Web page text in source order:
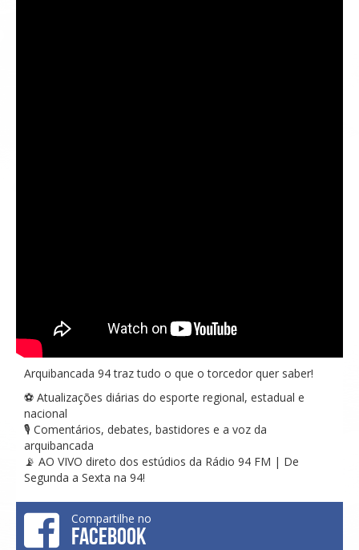
Arquibancada 94 traz tudo o que o torcedor quer saber!
⚽ Atualizações diárias do esporte regional, estadual e
nacional
🎙️ Comentários, debates, bastidores e a voz da
arquibancada
📡 AO VIVO direto dos estúdios da Rádio 94 FM | De
Segunda a Sexta na 94!
Compartilhe no
FACEBOOK